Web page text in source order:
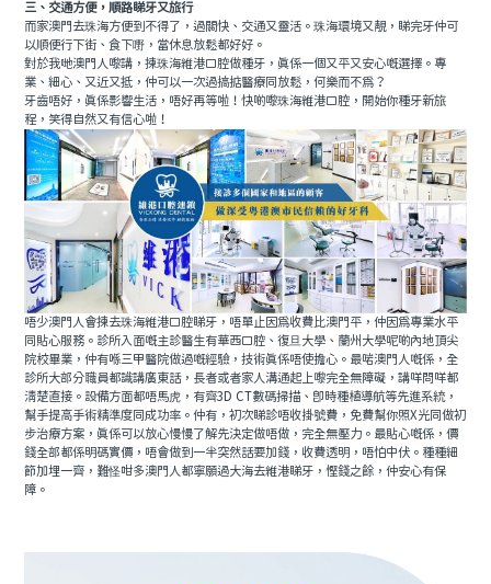
三、交通方便，順路睇牙又旅行
而家澳門去珠海方便到不得了，過關快、交通又靈活。珠海環境又靚，睇完牙仲可
以順便行下街、食下嘢，當休息放鬆都好好。
對於我哋澳門人嚟講，揀珠海維港口腔做種牙，真係一個又平又安心嘅選擇。專
業、細心、又近又抵，仲可以一次過搞掂醫療同放鬆，何樂而不為？
牙齒唔好，真係影響生活，唔好再等啦！快啲嚟珠海維港口腔，開始你種牙新旅
程，笑得自然又有信心啦！
唔少澳門人會揀去珠海維港口腔睇牙，唔單止因為收費比澳門平，仲因為專業水平
同貼心服務。診所入面嘅主診醫生有華西口腔、復旦大學、蘭州大學呢啲內地頂尖
院校畢業，仲有喺三甲醫院做過嘅經驗，技術真係唔使擔心。最啱澳門人嘅係，全
診所大部分職員都識講廣東話，長者或者家人溝通起上嚟完全無障礙，講咩問咩都
清楚直接。設備方面都唔馬虎，有齊3D CT數碼掃描、即時種植導航等先進系統，
幫手提高手術精準度同成功率。仲有，初次睇診唔收掛號費，免費幫你照X光同做初
步治療方案，真係可以放心慢慢了解先決定做唔做，完全無壓力。最貼心嘅係，價
錢全部都係明碼實價，唔會做到一半突然話要加錢，收費透明，唔怕中伏。種種細
節加埋一齊，難怪咁多澳門人都寧願過大海去維港睇牙，慳錢之餘，仲安心有保
障。